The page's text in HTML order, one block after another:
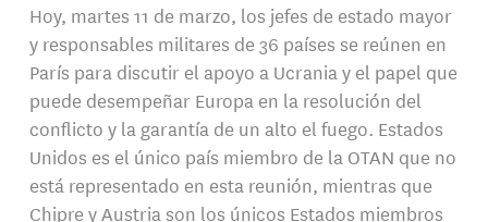
Hoy, martes 11 de marzo, los jefes de estado mayor
y responsables militares de 36 países se reúnen en
París para discutir el apoyo a Ucrania y el papel que
puede desempeñar Europa en la resolución del
conflicto y la garantía de un alto el fuego. Estados
Unidos es el único país miembro de la OTAN que no
está representado en esta reunión, mientras que
Chipre y Austria son los únicos Estados miembros